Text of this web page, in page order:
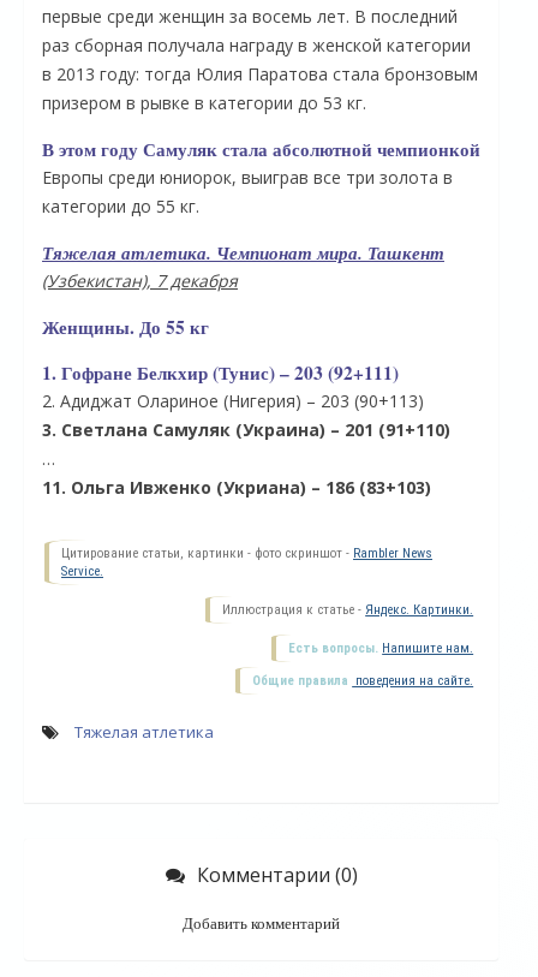
первые среди женщин за восемь лет. В последний
раз сборная получала награду в женской категории
в 2013 году: тогда Юлия Паратова стала бронзовым
призером в рывке в категории до 53 кг.
В этом году Самуляк стала абсолютной чемпионкой
Европы среди юниорок, выиграв все три золота в
категории до 55 кг.
Тяжелая атлетика. Чемпионат мира. Ташкент
(Узбекистан), 7 декабря
Женщины. До 55 кг
1. Гофране Белкхир (Тунис) – 203 (92+111)
2. Адиджат Олариное (Нигерия) – 203 (90+113)
3. Светлана Самуляк (Украина) – 201 (91+110)
…
11. Ольга Ивженко (Укриана) – 186 (83+103)
Цитирование статьи, картинки - фото скриншот - Rambler News
Service.
Иллюстрация к статье - Яндекс. Картинки.
Есть вопросы. Напишите нам.
Общие правила поведения на сайте.
Тяжелая атлетика
Комментарии (0)
Добавить комментарий